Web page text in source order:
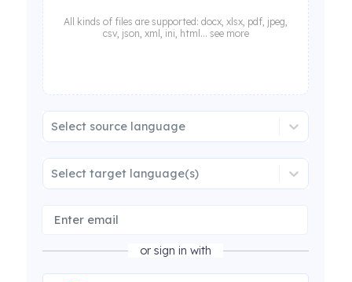
All kinds of files are supported: docx, xlsx, pdf, jpeg,
csv, json, xml, ini, html... see more
Select source language
Select target language(s)
or sign in with